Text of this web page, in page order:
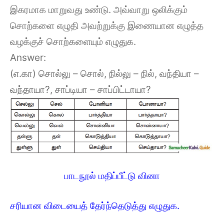
இகரமாக மாறுவது உண்டு. அவ்வாறு ஒலிக்கும்
சொற்களை எழுதி அவற்றுக்கு இணையான எழுத்த
வழக்குச் சொற்களையும் எழுதுக.
Answer:
(எ.கா) சொல்லு – சொல், நில்லு – நில், வந்தியா –
வந்தாயா?, சாப்டியா – சாப்பிட்டாயா?
பாடநூல் மதிப்பீட்டு வினா
சரியான விடையைத் தேர்ந்தெடுத்து எழுதுக.